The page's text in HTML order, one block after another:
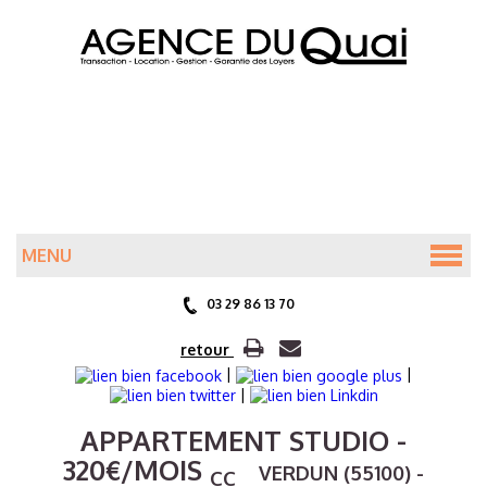
MENU
ANNONCES
PRÉSENTATION
03 29 86 13 70
retour
|
|
|
APPARTEMENT STUDIO -
320€/MOIS CC
VERDUN (55100) -